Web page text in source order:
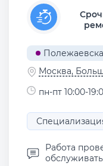
Москва,
пн-пт 10:00-
Работа